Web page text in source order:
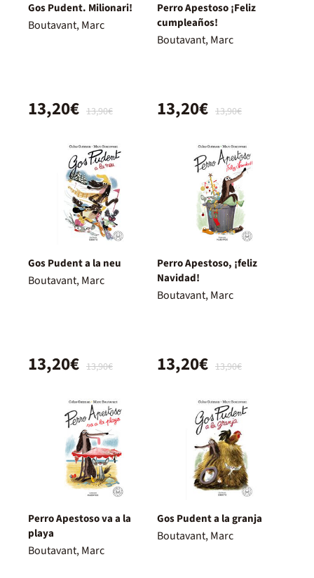
Gos Pudent. Milionari!
Boutavant, Marc
13,90€
13,20€
Perro Apestoso ¡Feliz
cumpleaños!
Boutavant, Marc
13,90€
13,20€
Gos Pudent a la neu
Boutavant, Marc
13,90€
13,20€
Perro Apestoso, ¡feliz
Navidad!
Boutavant, Marc
13,90€
13,20€
Perro Apestoso va a la
playa
Boutavant, Marc
Gos Pudent a la granja
Boutavant, Marc